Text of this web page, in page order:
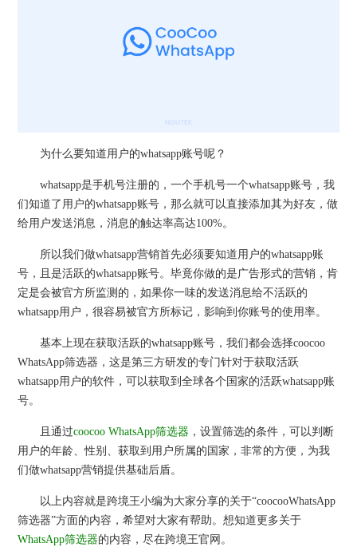
为什么要知道用户的whatsapp账号呢？
whatsapp是手机号注册的，一个手机号一个whatsapp账号，我
们知道了用户的whatsapp账号，那么就可以直接添加其为好友，做
给用户发送消息，消息的触达率高达100%。
所以我们做whatsapp营销首先必须要知道用户的whatsapp账
号，且是活跃的whatsapp账号。毕竟你做的是广告形式的营销，肯
定是会被官方所监测的，如果你一味的发送消息给不活跃的
whatsapp用户，很容易被官方所标记，影响到你账号的使用率。
基本上现在获取活跃的whatsapp账号，我们都会选择coocoo
WhatsApp筛选器，这是第三方研发的专门针对于获取活跃
whatsapp用户的软件，可以获取到全球各个国家的活跃whatsapp账
号。
且通过coocoo WhatsApp筛选器 ，设置筛选的条件，可以判断
用户的年龄、性别、获取到用户所属的国家，非常的方便，为我
们做whatsapp营销提供基础后盾。
以上内容就是跨境王小编为大家分享的关于“coocooWhatsApp
筛选器”方面的内容，希望对大家有帮助。想知道更多关于
WhatsApp筛选器的内容，尽在跨境王官网。